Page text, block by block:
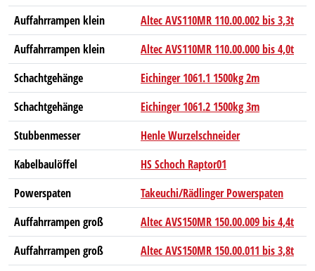
Auffahrrampen klein
Altec AVS110MR 110.00.002 bis 3,3t
Auffahrrampen klein
Altec AVS110MR 110.00.000 bis 4,0t
Schachtgehänge
Eichinger 1061.1 1500kg 2m
Schachtgehänge
Eichinger 1061.2 1500kg 3m
Stubbenmesser
Henle Wurzelschneider
Kabelbaulöffel
HS Schoch Raptor01
Powerspaten
Takeuchi/Rädlinger Powerspaten
Auffahrrampen groß
Altec AVS150MR 150.00.009 bis 4,4t
Auffahrrampen groß
Altec AVS150MR 150.00.011 bis 3,8t